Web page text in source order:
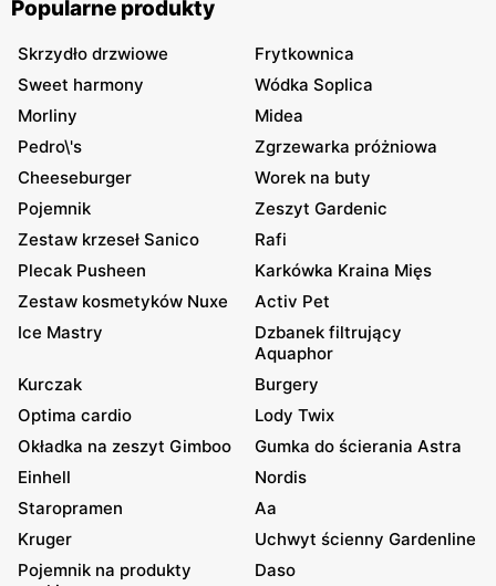
Popularne produkty
Skrzydło drzwiowe
Frytkownica
Sweet harmony
Wódka Soplica
Morliny
Midea
Pedro\'s
Zgrzewarka próżniowa
Cheeseburger
Worek na buty
Pojemnik
Zeszyt Gardenic
Zestaw krzeseł Sanico
Rafi
Plecak Pusheen
Karkówka Kraina Mięs
Zestaw kosmetyków Nuxe
Activ Pet
Ice Mastry
Dzbanek filtrujący
Aquaphor
Kurczak
Burgery
Optima cardio
Lody Twix
Okładka na zeszyt Gimboo
Gumka do ścierania Astra
Einhell
Nordis
Staropramen
Aa
Kruger
Uchwyt ścienny Gardenline
Pojemnik na produkty
Daso